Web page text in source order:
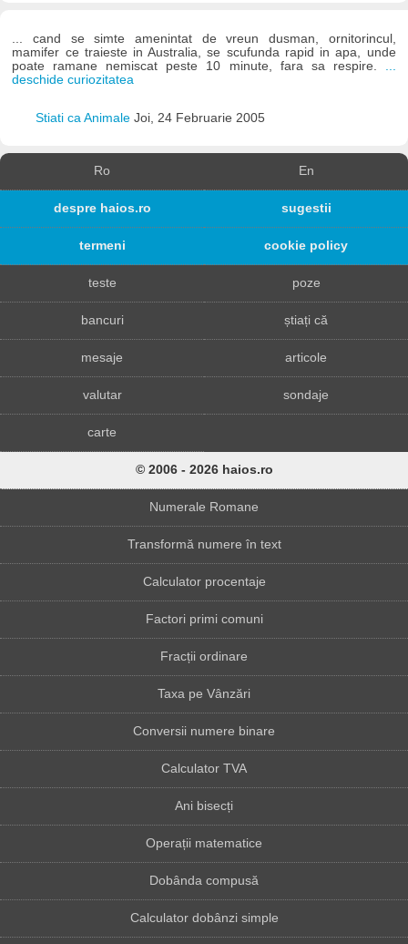
... cand se simte amenintat de vreun dusman, ornitorincul,
mamifer ce traieste in Australia, se scufunda rapid in apa, unde
poate ramane nemiscat peste 10 minute, fara sa respire. ...
deschide curiozitatea
Stiati ca Animale Joi, 24 Februarie 2005
Ro En
despre haios.ro sugestii
termeni cookie policy
teste poze
bancuri știați că
mesaje articole
valutar sondaje
carte
© 2006 - 2026 haios.ro
Numerale Romane
Transformă numere în text
Calculator procentaje
Factori primi comuni
Fracții ordinare
Taxa pe Vânzări
Conversii numere binare
Calculator TVA
Ani bisecți
Operații matematice
Dobânda compusă
Calculator dobânzi simple